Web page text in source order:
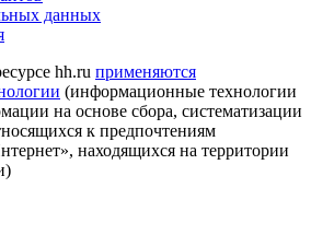
данных
hh.ru применяются
(информационные технологии
на основе сбора, систематизации
к предпочтениям
находящихся на территории